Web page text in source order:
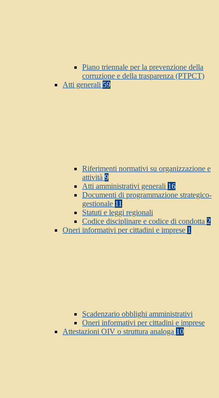
Piano triennale per la prevenzione della
corruzione e della trasparenza (PTPCT)
Atti generali 59
Riferimenti normativi su organizzazione e
attività 9
Atti amministrativi generali 16
Documenti di programmazione strategico-
gestionale 11
Statuti e leggi regionali
Codice disciplinare e codice di condotta 2
Oneri informativi per cittadini e imprese 1
Scadenzario obblighi amministrativi
Oneri informativi per cittadini e imprese
Attestazioni OIV o struttura analoga 10